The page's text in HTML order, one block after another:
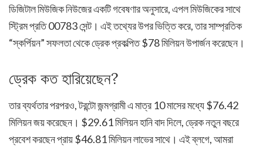
ডিজিটাল মিউজিক নিউজের একটি গবেষণার অনুসারে, এপল মিউজিকের সাথে
স্ট্রিম প্রতি 00783 সেন্ট। এই তথ্যের উপর ভিত্তি করে, তার সাম্প্রতিক
“স্কর্পিয়ন” সফলতা থেকে ড্রেক প্রকল্পিত $78 মিলিয়ন উপার্জন করেছেন।
ড্রেক কত হারিয়েছেন?
তার ব্যর্থতার পরপরও, টরন্টো জন্মগ্রামী এ মাত্র 10 মাসের মধ্যে $76.42
মিলিয়ন জয় করেছেন। $29.61 মিলিয়ন হানি বাদ দিলে, ড্রেক নতুন বছরে
প্রবেশ করছেন প্রায় $46.81 মিলিয়ন লাভের সাথে। এই ব্লগে, আমরা